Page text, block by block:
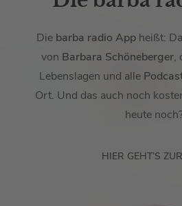
Diebarba radio Appheißt:
von Barbara Schöneberger,
Lebenslagen und alle
Ort. Und das auch noch
heute
HIER GEHT’S